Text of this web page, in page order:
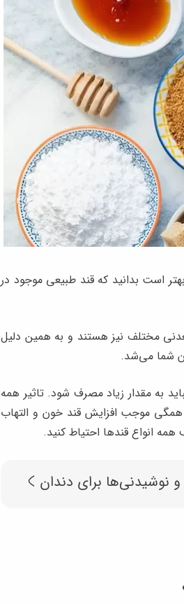
است بدانید که قند طبیعی موجود در
مختلف نیز هستند و به همین دلیل
شما می‌شد.
به مقدار زیاد مصرف شود. تاثیر همه
همگی موجب افزایش قند خون و التهاب
انواع قندها احتیاط کنید.
نوشیدنی‌ها برای دندان